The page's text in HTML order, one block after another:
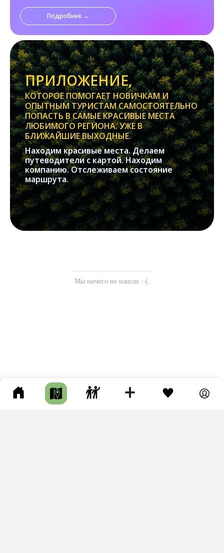
Подробнее →
ПРИЛОЖЕНИЕ,
КОТОРОЕ ПОМОГАЕТ НОВИЧКАМ И
ОПЫТНЫМ ТУРИСТАМ САМОСТОЯТЕЛЬНО
ПОПАСТЬ В САМЫЕ КРАСИВЫЕ МЕСТА
ЛЮБИМОГО РЕГИОНА. УЖЕ В
БЛИЖАЙШИЕ ВЫХОДНЫЕ.
Находим красивые места. Делаем
путеводители с картой. Находим
компанию. Отслеживаем состояние
маршрута.
Мы ничего не нашли :-(.